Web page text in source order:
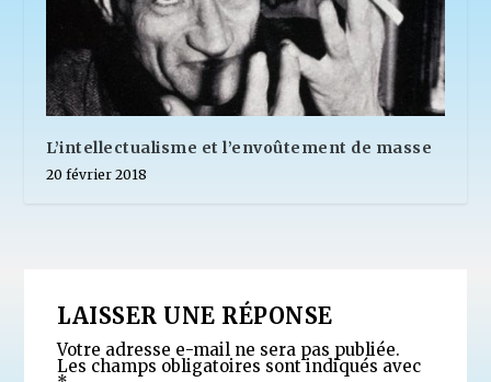
L’intellectualisme et l’envoûtement de masse
20 février 2018
LAISSER UNE RÉPONSE
Votre adresse e-mail ne sera pas publiée.
Les champs obligatoires sont indiqués avec